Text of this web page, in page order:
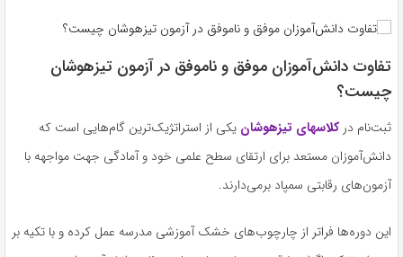
تفاوت دانش‌آموزان موفق و ناموفق در آزمون تیزهوشان
چیست؟
ثبت‌نام درکلاسهای تیزهوشان یکی از استراتژیک‌ترین گام‌هایی است که
دانش‌آموزان مستعد برای ارتقای سطح علمی خود و آمادگی جهت مواجهه با
آزمون‌های رقابتی سمپاد برمی‌دارند.
این دوره‌ها فراتر از چارچوب‌های خشک آموزشی مدرسه عمل کرده و با تکیه بر